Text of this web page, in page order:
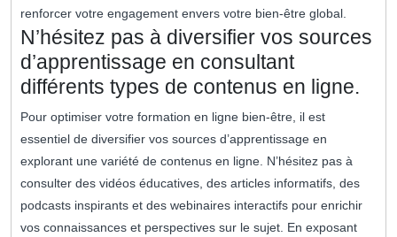
renforcer votre engagement envers votre bien-être global.
N’hésitez pas à diversifier vos sources
d’apprentissage en consultant
différents types de contenus en ligne.
Pour optimiser votre formation en ligne bien-être, il est
essentiel de diversifier vos sources d’apprentissage en
explorant une variété de contenus en ligne. N’hésitez pas à
consulter des vidéos éducatives, des articles informatifs, des
podcasts inspirants et des webinaires interactifs pour enrichir
vos connaissances et perspectives sur le sujet. En exposant